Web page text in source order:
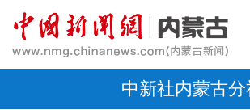
中新社内蒙古分